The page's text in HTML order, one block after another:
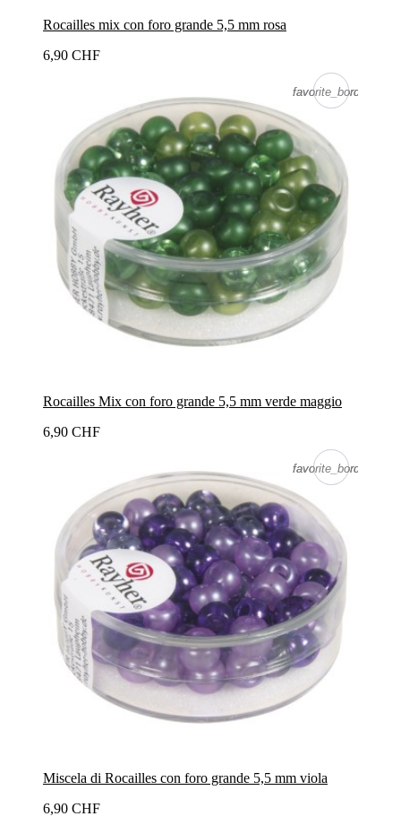
Rocailles mix con foro grande 5,5 mm rosa
6,90 CHF
favorite_border
favorite_border
Rocailles Mix con foro grande 5,5 mm verde maggio
6,90 CHF
favorite_border
favorite_border
Miscela di Rocailles con foro grande 5,5 mm viola
6,90 CHF